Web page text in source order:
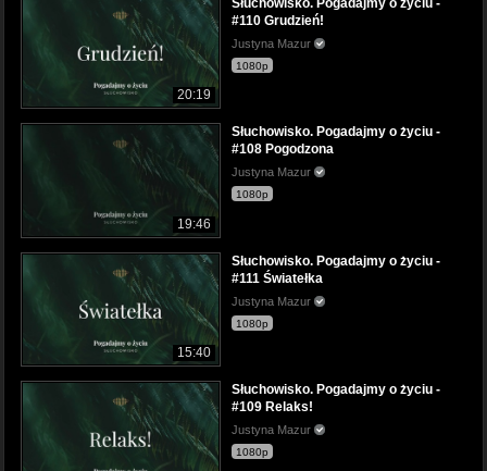
20:19
Słuchowisko. Pogadajmy o życiu -
#110 Grudzień!
Justyna Mazur
1080p
19:46
Słuchowisko. Pogadajmy o życiu -
#108 Pogodzona
Justyna Mazur
1080p
15:40
Słuchowisko. Pogadajmy o życiu -
#111 Światełka
Justyna Mazur
1080p
Słuchowisko. Pogadajmy o życiu -
#109 Relaks!
Justyna Mazur
1080p